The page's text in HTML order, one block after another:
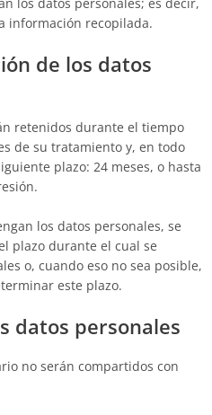
información recopilada.
de los datos
retenidos durante el tiempo
de su tratamiento y, en todo
plazo: 24 meses, o hasta
los datos personales, se
plazo durante el cual se
o, cuando eso no sea posible,
este plazo.
datos personales
no serán compartidos con